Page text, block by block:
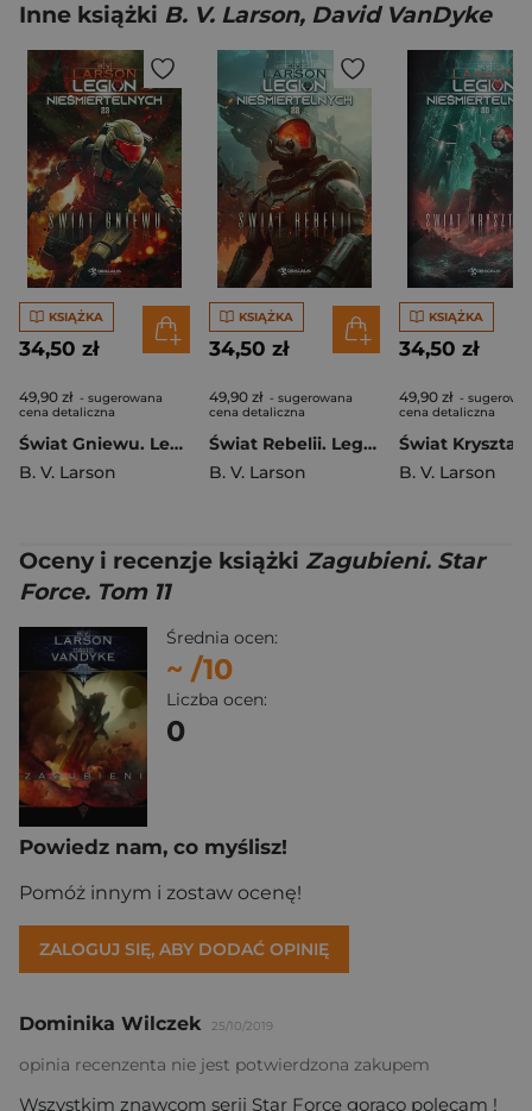
Inne książki B. V. Larson, David VanDyke
KSIĄŻKA
34,50 zł
49,90 zł - sugerowana
cena detaliczna
Świat Gniewu. Legion Nieśmiertelnych. Tom 23
B. V. Larson
KSIĄŻKA
34,50 zł
49,90 zł - sugerowana
cena detaliczna
Świat Rebelii. Legion Nieśmiertelnych. Tom 22
B. V. Larson
KSIĄŻKA
34,50 zł
49,90 zł -
cena detaliczna
B. V. Larson
Oceny i recenzje książki Zagubieni. Star
Force. Tom 11
Średnia ocen:
~ /10
Liczba ocen:
0
Powiedz nam, co myślisz!
Pomóż innym i zostaw ocenę!
ZALOGUJ SIĘ, ABY DODAĆ OPINIĘ
Dominika Wilczek 25/10/2019
opinia recenzenta nie jest potwierdzona zakupem
Wszystkim znawcom serii Star Force gorąco polecam !